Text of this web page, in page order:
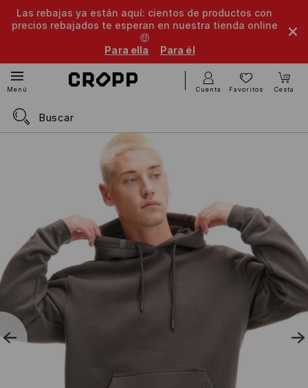
Las rebajas ya están aquí: cientos de productos con
precios rebajados te esperan en nuestra tienda online
🤑
Para ella
Para él
Menú Cuenta Favoritos Cesta